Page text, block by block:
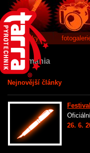
články
Pyro mania
Nejnovější články
26. 6.